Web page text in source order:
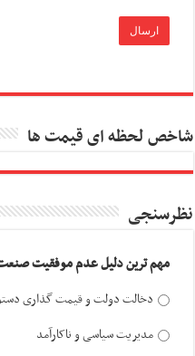
شاخص لحظه ای قیمت ها
نظرسنجی
مهم ترین دلیل عدم موفقیت
دخالت دولت و قیمت گذاری
مدیریت سیاسی و ناکارآمد